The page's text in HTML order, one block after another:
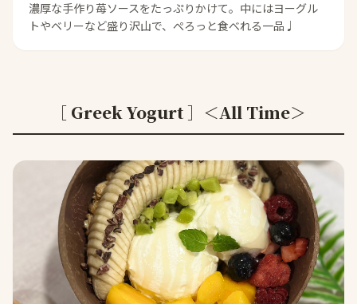
濃厚な手作り苺ソースをたっぷりかけて。中にはヨーグル
トやベリーなど盛り沢山で、ぺろっと食べれる一品♩
［ Greek Yogurt ］＜All Time＞